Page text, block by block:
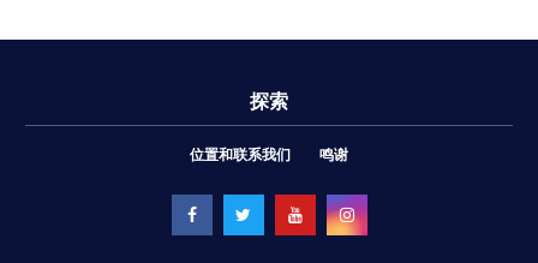
探索
位置和联系我们 鸣谢